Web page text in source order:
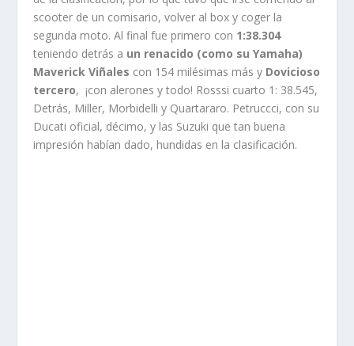
scooter de un comisario, volver al box y coger la
segunda moto. Al final fue primero con 1:38.304
teniendo detrás a un renacido (como su Yamaha)
Maverick Viñales con 154 milésimas más y Dovicioso
tercero, ¡con alerones y todo! Rosssi cuarto 1: 38.545,
Detrás, Miller, Morbidelli y Quartararo. Petruccci, con su
Ducati oficial, décimo, y las Suzuki que tan buena
impresión habían dado, hundidas en la clasificación.